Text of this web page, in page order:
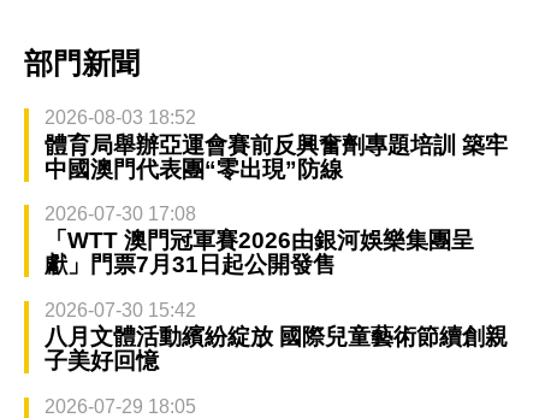
部門新聞
2026-08-03 18:52
體育局舉辦亞運會賽前反興奮劑專題培訓 築牢
中國澳門代表團“零出現”防線
2026-07-30 17:08
「WTT 澳門冠軍賽2026由銀河娛樂集團呈
獻」門票7月31日起公開發售
2026-07-30 15:42
八月文體活動繽紛綻放 國際兒童藝術節續創親
子美好回憶
2026-07-29 18:05